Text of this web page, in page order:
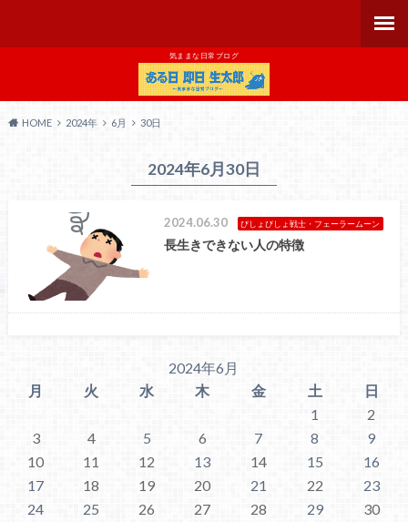
気ままな日常ブログ
HOME 2024年 6月 30日
2024年6月30日
2024.06.30 びしょびしょ戦士・フェーラームーン
長生きできない人の特徴
2024年6月
月
火 水 木 金 土
日
1
2
3
4 5 6 7 8
9
10
11 12 13 14 15
16
17
18 19 20 21 22
23
24
25 26 27 28 29
30